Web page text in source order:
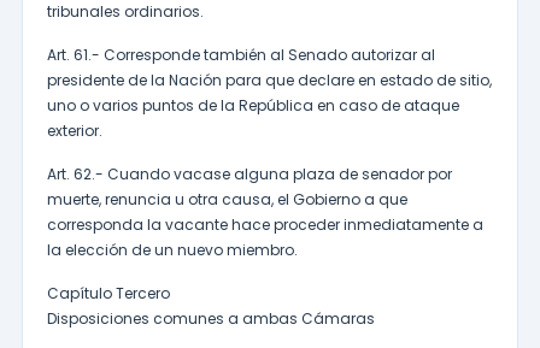
tribunales ordinarios.
Art. 61.- Corresponde también al Senado autorizar al
presidente de la Nación para que declare en estado de sitio,
uno o varios puntos de la República en caso de ataque
exterior.
Art. 62.- Cuando vacase alguna plaza de senador por
muerte, renuncia u otra causa, el Gobierno a que
corresponda la vacante hace proceder inmediatamente a
la elección de un nuevo miembro.
Capítulo Tercero
Disposiciones comunes a ambas Cámaras